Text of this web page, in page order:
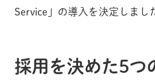
Service」の導入を決定しまし
採用を決めた5つ